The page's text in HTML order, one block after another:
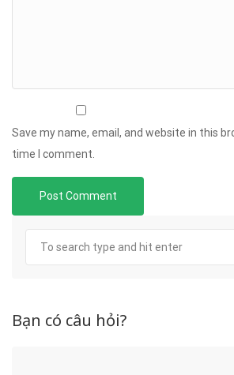
Save my name, email, and website in this
time I comment.
Bạn có câu hỏi?